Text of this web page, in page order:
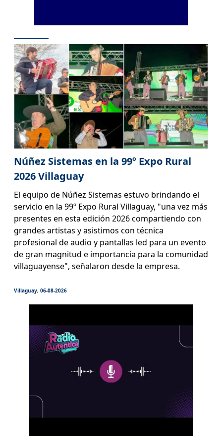
Núñez Sistemas en la 99º Expo Rural
2026 Villaguay
El equipo de Núñez Sistemas estuvo brindando el
servicio en la 99º Expo Rural Villaguay, "una vez más
presentes en esta edición 2026 compartiendo con
grandes artistas y asistimos con técnica
profesional de audio y pantallas led para un evento
de gran magnitud e importancia para la comunidad
villaguayense", señalaron desde la empresa.
Villaguay, 06-08-2026